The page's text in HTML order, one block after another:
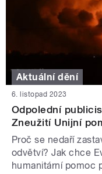
Aktuální dění
6. listopad 2023
Odpolední
Zneužití Unijní
Proč se nedaří
odvětví? Jak chce
humanitární pomoc